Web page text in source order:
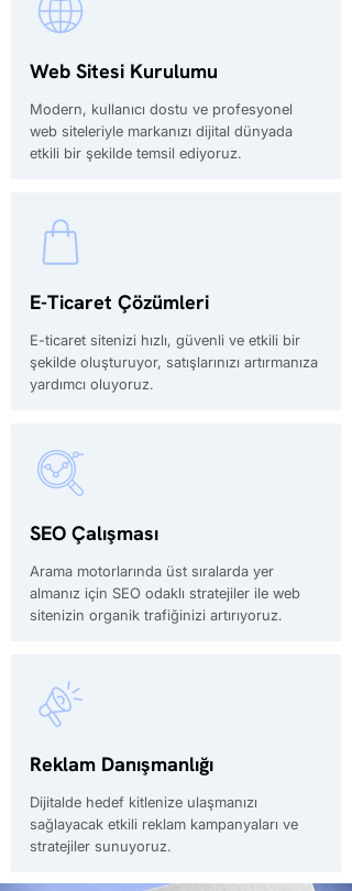
Web Sitesi Kurulumu
Modern, kullanıcı dostu ve profesyonel
web siteleriyle markanızı dijital dünyada
etkili bir şekilde temsil ediyoruz.
E-Ticaret Çözümleri
E-ticaret sitenizi hızlı, güvenli ve etkili bir
şekilde oluşturuyor, satışlarınızı artırmanıza
yardımcı oluyoruz.
SEO Çalışması
Arama motorlarında üst sıralarda yer
almanız için SEO odaklı stratejiler ile web
sitenizin organik trafiğinizi artırıyoruz.
Reklam Danışmanlığı
Dijitalde hedef kitlenize ulaşmanızı
sağlayacak etkili reklam kampanyaları ve
stratejiler sunuyoruz.